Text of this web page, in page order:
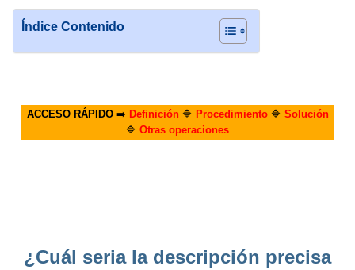
Índice Contenido
ACCESO RÁPIDO➡️ Definición🔷 Procedimiento🔷 Solución
🔷 Otras operaciones
¿Cuál seria la descripción precisa